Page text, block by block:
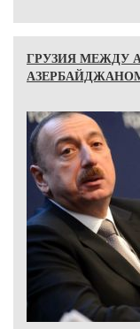
ГРУЗИЯ МЕЖДУ